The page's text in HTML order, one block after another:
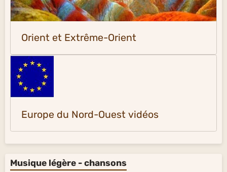
Orient et Extrême-Orient
Europe du Nord-Ouest vidéos
Musique légère - chansons